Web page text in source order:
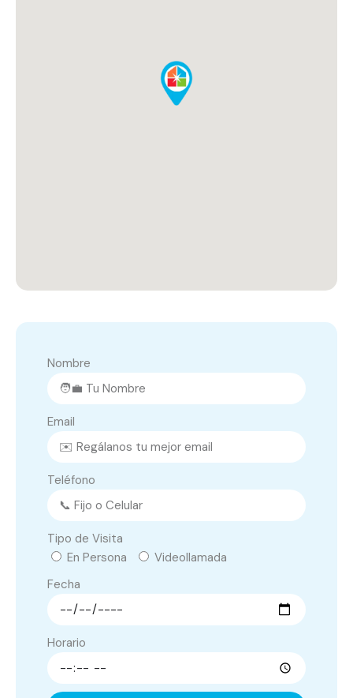
Nombre
Email
Teléfono
Tipo de Visita
En Persona
Videollamada
Fecha
Horario